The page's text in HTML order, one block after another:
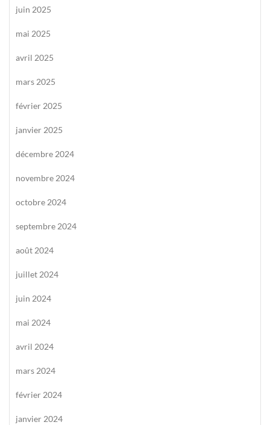
juin 2025
mai 2025
avril 2025
mars 2025
février 2025
janvier 2025
décembre 2024
novembre 2024
octobre 2024
septembre 2024
août 2024
juillet 2024
juin 2024
mai 2024
avril 2024
mars 2024
février 2024
janvier 2024